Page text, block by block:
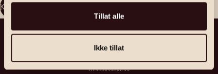
Tillat alle
Ikke tillat
Kontakt megler